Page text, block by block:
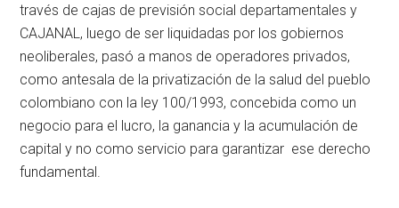
través de cajas de previsión social departamentales y
CAJANAL, luego de ser liquidadas por los gobiernos
neoliberales, pasó a manos de operadores privados,
como antesala de la privatización de la salud del pueblo
colombiano con la ley 100/1993, concebida como un
negocio para el lucro, la ganancia y la acumulación de
capital y no como servicio para garantizar ese derecho
fundamental.